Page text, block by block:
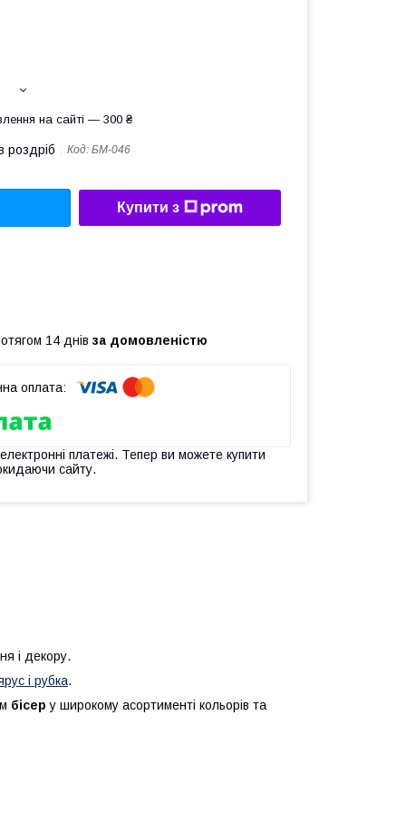
на сайті — 300 ₴
роздріб Код: БМ-046
Купити з
14 днів за домовленістю
платежі. Тепер ви можете купити
сайту.
і декору.
і рубка.
бісер у широкому асортименті кольорів та